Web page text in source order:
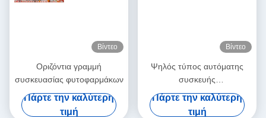
Βίντεο
Οριζόντια γραμμή
συσκευασίας φυτοφαρμάκων
Πάρτε την καλύτερη
τιμή
Βίντεο
Ψηλός τύπος αυτόματης
συσκευής
αποκωδικοποίησης φιαλών
υψηλής ταχύτητας
Πάρτε την καλύτερη
τιμή